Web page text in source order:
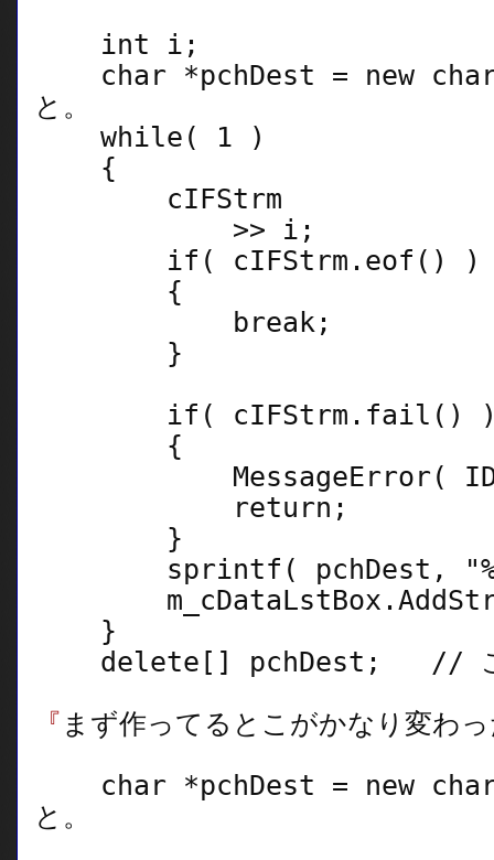
int i;
char *pchDest = new
と。
while( 1 )
{
cIFStrm
>> i;
if( cIFStrm.eof() )
{
break;
}
if( cIFStrm.fail()
{
MessageError(
return;
}
sprintf( pchDest,
}
delete[] pchDest; // こ
『 まず作ってるとこがかなり変わ
char *pchDest = new
と。